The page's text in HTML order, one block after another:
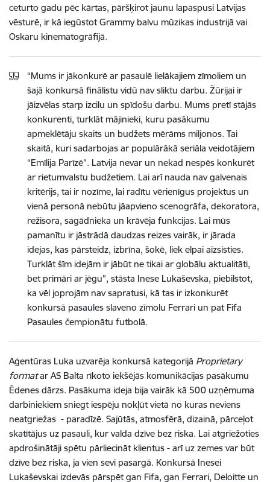
ceturto gadu pēc kārtas, pāršķirot jaunu lapaspusi Latvijas
vēsturē, ir kā iegūstot Grammy balvu mūzikas industrijā vai
Oskaru kinematogrāfijā.
“Mums ir jākonkurē ar pasaulē lielākajiem zīmoliem un
šajā konkursā finālistu vidū nav sliktu darbu. Žūrijai ir
jāizvēlas starp izcilu un spīdošu darbu. Mums pretī stājās
konkurenti, turklāt mājinieki, kuru pasākumu
apmeklētāju skaits un budžets mērāms miljonos. Tai
skaitā, kuri sadarbojas ar populārākā seriāla veidotājiem
“Emīlija Parīzē”. Latvija nevar un nekad nespēs konkurēt
ar rietumvalstu budžetiem. Lai arī nauda nav galvenais
kritērijs, tai ir nozīme, lai radītu vērienīgus projektus un
vienā personā nebūtu jāapvieno scenogrāfa, dekoratora,
režisora, sagādnieka un krāvēja funkcijas. Lai mūs
pamanītu ir jāstrādā daudzas reizes vairāk, ir jārada
idejas, kas pārsteidz, izbrīna, šokē, liek elpai aizsisties.
Turklāt šīm idejām ir jābūt ne tikai ar globālu aktualitāti,
bet primāri ar jēgu”, stāsta Inese Lukaševska, piebilstot,
ka vēl joprojām nav sapratusi, kā tas ir izkonkurēt
konkursā pasaules slaveno zīmolu Ferrari un pat Fifa
Pasaules čempionātu futbolā.
Aģentūras Luka uzvarēja konkursā kategorijā Proprietary
formatar AS Balta rīkoto iekšējās komunikācijas pasākumu
Ēdenes dārzs. Pasākuma ideja bija vairāk kā 500 uzņēmuma
darbiniekiem sniegt iespēju nokļūt vietā no kuras neviens
neatgriežas - paradīzē. Sajūtās, atmosfērā, dizainā, pārceļot
skatītājus uz pasauli, kur valda dzīve bez riska. Lai atgriežoties
apdrošinātāji spētu pārliecināt klientus - arī uz zemes var būt
dzīve bez riska, ja vien sevi pasargā. Konkursā Inesei
Lukaševskai izdevās pārspēt gan Fifa, gan Ferrari, Deloitte un